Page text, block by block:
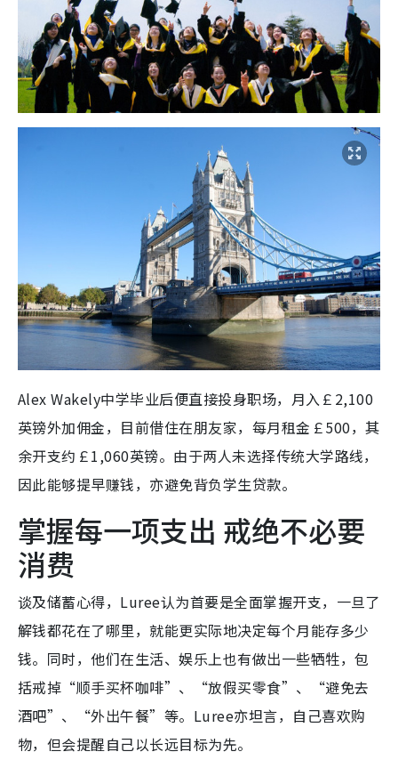
Alex Wakely中学毕业后便直接投身职场，月入￡2,100
英镑外加佣金，目前借住在朋友家，每月租金￡500，其
余开支约￡1,060英镑。由于两人未选择传统大学路线，
因此能够提早赚钱，亦避免背负学生贷款。
掌握每一项支出 戒绝不必要
消费
谈及储蓄心得，Luree认为首要是全面掌握开支，一旦了
解钱都花在了哪里，就能更实际地决定每个月能存多少
钱。同时，他们在生活、娱乐上也有做出一些牺牲，包
括戒掉“顺手买杯咖啡”、“放假买零食”、“避免去
酒吧”、“外出午餐”等。Luree亦坦言，自己喜欢购
物，但会提醒自己以长远目标为先。